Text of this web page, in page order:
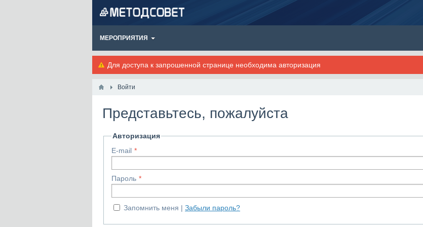
МЕРОПРИЯТИЯ
Для доступа к запрошенной странице необходима авторизация
Войти
Представьтесь, пожалуйста
Авторизация
E-mail
Пароль
Запомнить меня Забыли пароль?